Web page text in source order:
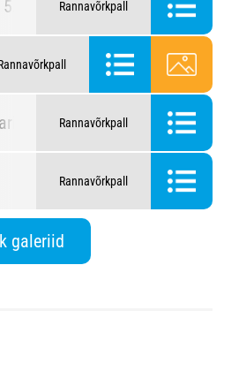
5. etappRannavõrkpall
4. etappRannavõrkpall
Rannavõrkpall
galeriid